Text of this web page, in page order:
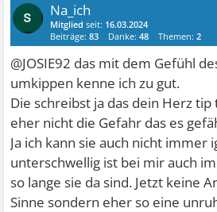
Na_ich
Mitglied seit: 16.03.2024
Beiträge:83 Danke:48 Themen:2
@JOSIE92 das mit dem Gefühl
umkippen kenne ich zu gut.
Die schreibst ja das dein Herz
eher nicht die Gefahr das es
Ja ich kann sie auch nicht immer
unterschwellig ist bei mir auch
so lange sie da sind. Jetzt keine
Sinne sondern eher so eine